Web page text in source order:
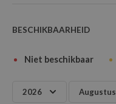
BESCHIKBAARHEID
Niet beschikbaar
2026 Augustus